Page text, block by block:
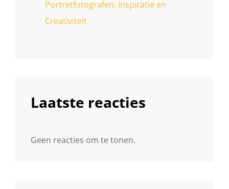
Portretfotografen: Inspiratie en
Creativiteit
Laatste reacties
Geen reacties om te tonen.